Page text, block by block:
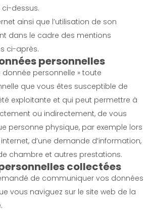
dessus.
ainsi que l’utilisation de son
dans le cadre des mentions
ci-après.
personnelles
donnée personnelle » toute
que vous êtes susceptible de
exploitante et qui peut permettre à
ou indirectement, de vous
personne physique, par exemple lors
d’une demande d’information,
chambre et autres prestations.
collectées
de communiquer vos données
vous naviguez sur le site web de la